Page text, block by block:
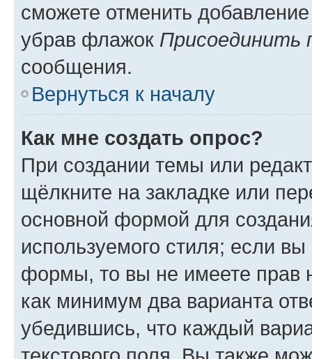
сможете отменить
убрав флажок Присоединить
сообщения.
Вернуться к началу
Как мне создать опрос?
При создании темы или
щёлкните на закладке или
основной формой для
используемого стиля; если
формы, то вы не имеете прав
как минимум два варианта
убедившись, что каждый